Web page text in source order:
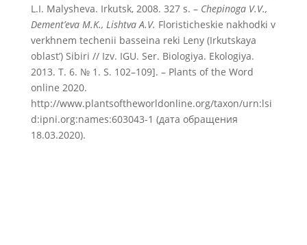
L.I. Malysheva. Irkutsk, 2008. 327 s. – Chepinoga V.V.,
Dement’eva M.K., Lishtva A.V. Floristicheskie nakhodki v
verkhnem techenii basseina reki Leny (Irkutskaya
oblast’) Sibiri // Izv. IGU. Ser. Biologiya. Ekologiya.
2013. T. 6. № 1. S. 102–109]. – Plants of the Word
online 2020.
http://www.plantsoftheworldonline.org/taxon/urn:lsi
d:ipni.org:names:603043-1 (дата обращения
18.03.2020).